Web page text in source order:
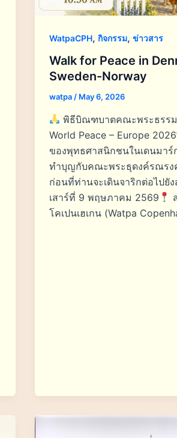
WatpaCPH, กิจกรรม, ข่าวสาร
Walk for Peace in
Sweden-Norway
watpa/ May 6, 2026
พิธีบิณฑบาตคณะพระธรรม
World Peace – Europe
ของพุทธศาสนิกชนในเดนมาร์
ทำบุญกับคณะพระธุดงค์รณรง
ก่อนที่ท่านจะเดินจาริกต่อไปยัง
เสาร์ที่ 9 พฤษภาคม 2569
โคเปนเฮเกน (Watpa